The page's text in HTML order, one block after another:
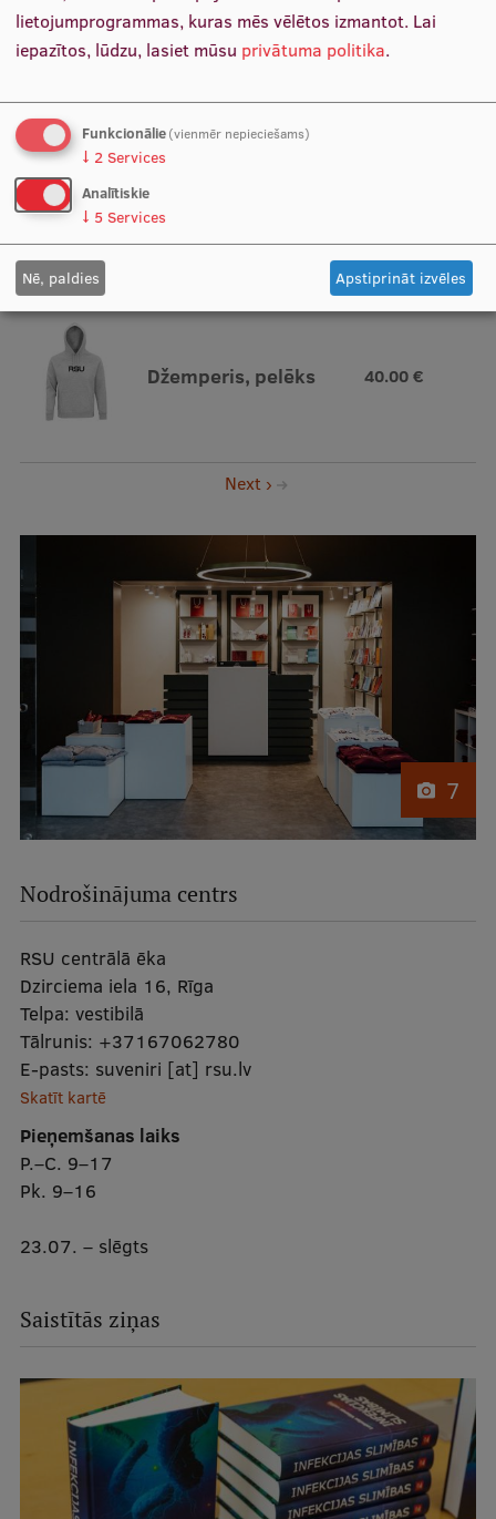
Ūdens pudele,
plastmasas
5.00 €
Termo pudele,
balta
Džemperis, pelēks 40.00 €
Nākamā
Next ›
7
Nodrošinājuma centrs
RSU centrālā ēka
Dzirciema iela 16, Rīga
Telpa: vestibilā
Tālrunis: +37167062780
E-pasts: suveniri [at] rsu.lv
Skatīt kartē
Pieņemšanas laiks
P.–C. 9–17
Pk. 9–16
23.07. – slēgts
Saistītās ziņas
lietojumprogrammas, kuras mēs vēlētos izmantot. Lai
iepazītos, lūdzu, lasiet mūsu privātuma politika.
Funkcionālie(vienmēr nepieciešams)
↓ 2 Services
Analītiskie
↓ 5 Services
Nē, paldies Apstiprināt izvēles